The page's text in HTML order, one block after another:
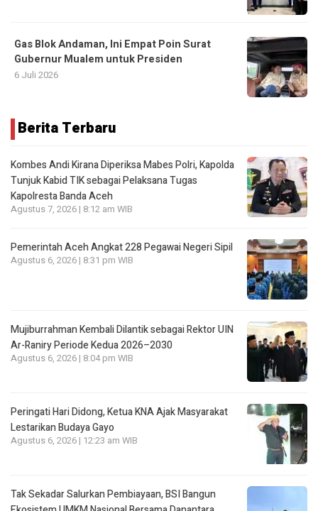
Gas Blok Andaman, Ini Empat Poin Surat
Gubernur Mualem untuk Presiden
6 Juli 2026
Berita Terbaru
Kombes Andi Kirana Diperiksa Mabes Polri, Kapolda
Tunjuk Kabid TIK sebagai Pelaksana Tugas
Kapolresta Banda Aceh
Agustus 7, 2026 | 8:12 am WIB
Pemerintah Aceh Angkat 228 Pegawai Negeri Sipil
Agustus 6, 2026 | 8:31 pm WIB
Mujiburrahman Kembali Dilantik sebagai Rektor UIN
Ar-Raniry Periode Kedua 2026–2030
Agustus 6, 2026 | 8:04 pm WIB
Peringati Hari Didong, Ketua KNA Ajak Masyarakat
Lestarikan Budaya Gayo
Agustus 6, 2026 | 12:23 am WIB
Tak Sekadar Salurkan Pembiayaan, BSI Bangun